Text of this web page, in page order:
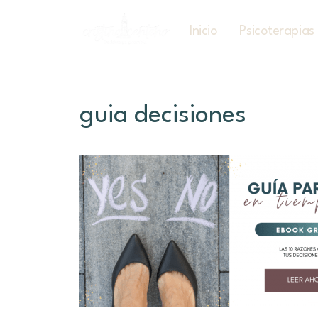
Inicio Psicoterapias
guia decisiones